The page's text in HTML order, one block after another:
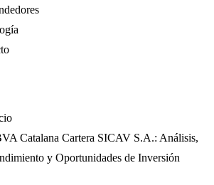
Catalana Cartera SICAV S.A.: Análisis,
y Oportunidades de Inversión